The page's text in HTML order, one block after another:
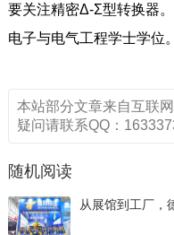
要关注精密Δ-Σ型转换器
电子与电气工程学士学位。
本站部分文章来自互联
疑问请联系QQ：
随机阅读
从展馆到工厂，